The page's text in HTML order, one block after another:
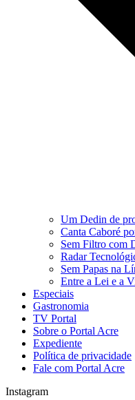
Um Dedin de
Canta Caboré
Sem Filtro com
Radar
Sem Papas na
Entre a Lei e a
Especiais
Gastronomia
TV Portal
Sobre o Portal Acre
Expediente
Política de privacidade
Fale com Portal Acre
Instagram